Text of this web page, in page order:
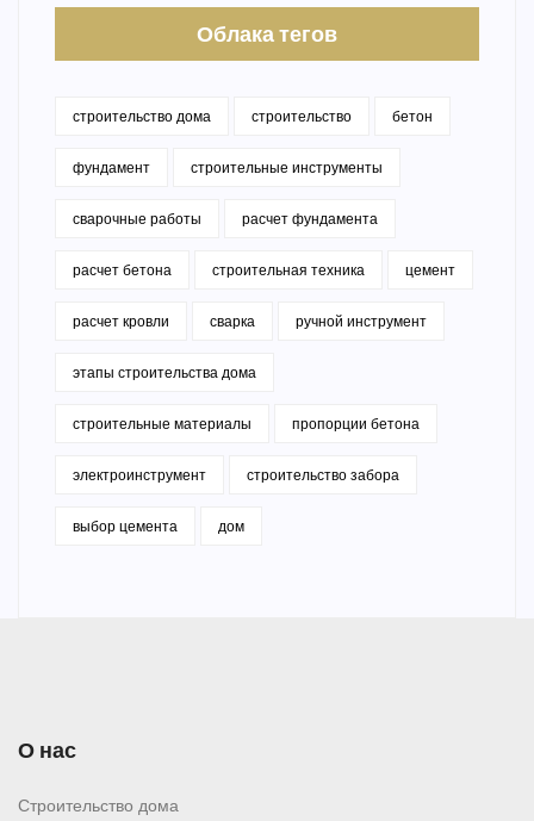
Облака тегов
строительство дома строительство бетон
фундамент строительные инструменты
сварочные работы расчет фундамента
расчет бетона строительная техника цемент
расчет кровли сварка ручной инструмент
этапы строительства дома
строительные материалы пропорции бетона
электроинструмент строительство забора
выбор цемента дом
О нас
Строительство дома